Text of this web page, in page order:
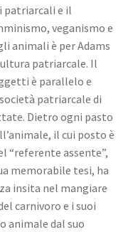
patriarcali e il
veganismo e
animali è per Adams
patriarcale. Il
è parallelo e
patriarcale di
Dietro ogni pasto
il cui posto è
“referente assente”,
memorabile tesi, ha
insita nel mangiare
carnivoro e i suoi
animale dal suo